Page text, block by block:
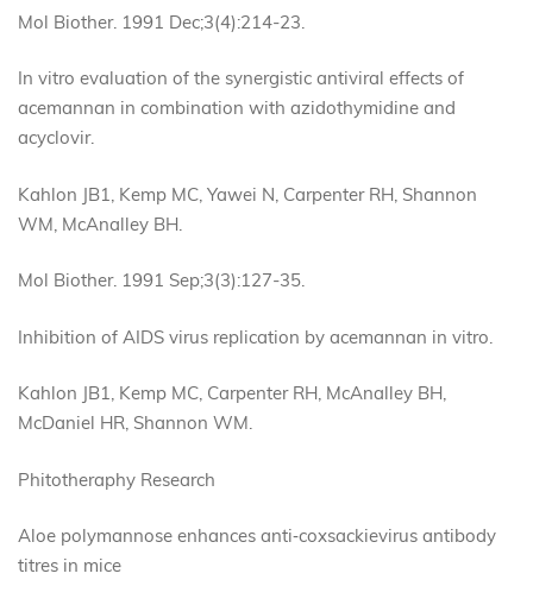
Mol Biother. 1991 Dec;3(4):214-23.
In vitro evaluation of the synergistic antiviral effects of
acemannan in combination with azidothymidine and
acyclovir.
Kahlon JB1, Kemp MC, Yawei N, Carpenter RH, Shannon
WM, McAnalley BH.
Mol Biother. 1991 Sep;3(3):127-35.
Inhibition of AIDS virus replication by acemannan in vitro.
Kahlon JB1, Kemp MC, Carpenter RH, McAnalley BH,
McDaniel HR, Shannon WM.
Phitotheraphy Research
Aloe polymannose enhances anti‐coxsackievirus antibody
titres in mice